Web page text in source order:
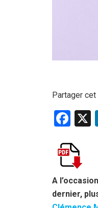
Partager cet
F
ce
b
o
o
A
dernier,